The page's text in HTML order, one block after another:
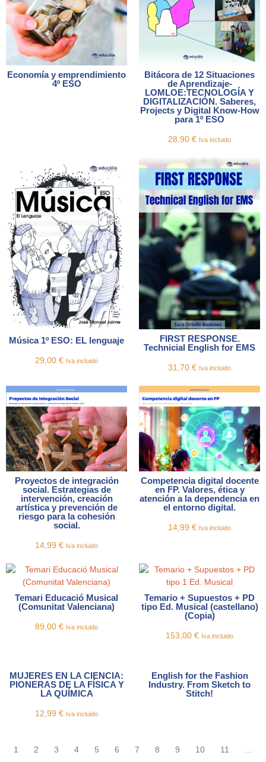
Economía y emprendimiento
4º ESO
Bitácora de 12 Situaciones
de Aprendizaje-
LOMLOE:TECNOLOGÍA Y
DIGITALIZACIÓN. Saberes,
Projects y Digital Know-How
para 1º ESO
28,90 € Iva incluido
Música 1º ESO: EL lenguaje
29,00 € Iva incluido
FIRST RESPONSE.
Technicial English for EMS
31,70 € Iva incluido
Proyectos de integración
social. Estrategias de
intervención, creación
artística y prevención de
riesgo para la cohesión
social.
14,99 € Iva incluido
Competencia digital docente
en FP. Valores, ética y
atención a la dependencia en
el entorno digital.
14,99 € Iva incluido
Temari Educació Musical
(Comunitat Valenciana)
89,00 € Iva incluido
Temario + Supuestos + PD
tipo Ed. Musical (castellano)
(Copia)
153,00 € Iva incluido
MUJERES EN LA CIENCIA:
PIONERAS DE LA FÍSICA Y
LA QUÍMICA
12,99 € Iva incluido
English for the Fashion
Industry. From Sketch to
Stitch!
1 2 3 4 5 6 7 8 9 10 11